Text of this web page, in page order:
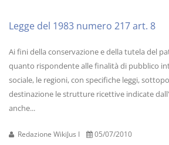
Legge del 1983 numero 217 art. 8
Ai fini della conservazione e della tutela del
quanto rispondente alle finalità di pubblico
sociale, le regioni, con specifiche leggi,
destinazione le strutture ricettive indicate
anche...
Redazione WikiJus I 05/07/2010